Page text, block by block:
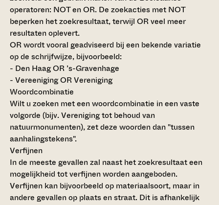
operatoren: NOT en OR. De zoekacties met NOT
beperken het zoekresultaat, terwijl OR veel meer
resultaten oplevert.
OR wordt vooral geadviseerd bij een bekende variatie
op de schrijfwijze, bijvoorbeeld:
- Den Haag OR ’s-Gravenhage
- Vereeniging OR Vereniging
Woordcombinatie
Wilt u zoeken met een woordcombinatie in een vaste
volgorde (bijv. Vereniging tot behoud van
natuurmonumenten), zet deze woorden dan "tussen
aanhalingstekens".
Verfijnen
In de meeste gevallen zal naast het zoekresultaat een
mogelijkheid tot verfijnen worden aangeboden.
Verfijnen kan bijvoorbeeld op materiaalsoort, maar in
andere gevallen op plaats en straat. Dit is afhankelijk